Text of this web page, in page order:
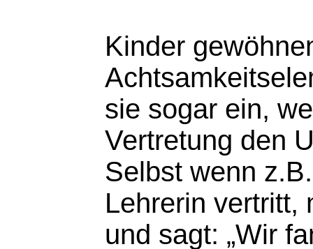
Kinder
sie sogar ein,
Vertretung den
Selbst wenn
Lehrerin vertritt,
und sagt: „Wir